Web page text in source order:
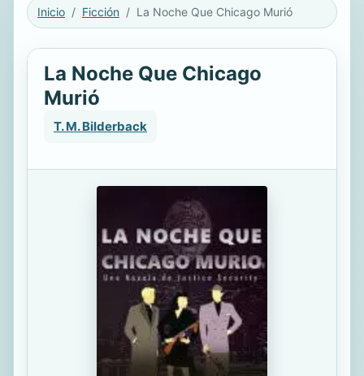
Inicio Ficción La Noche Que Chicago Murió
La Noche Que Chicago
Murió
T. M. Bilderback